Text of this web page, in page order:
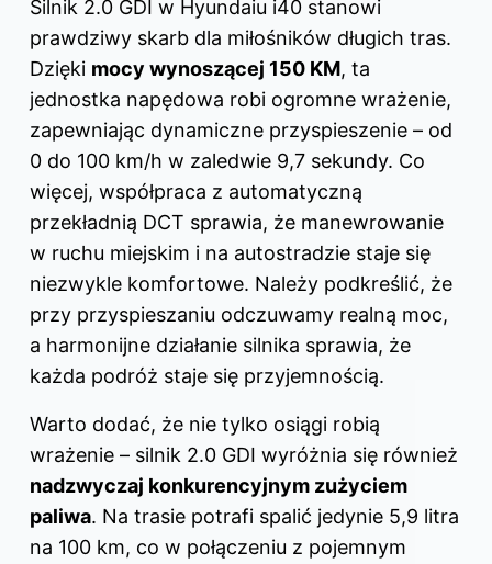
Silnik 2.0 GDI w Hyundaiu i40 stanowi
prawdziwy skarb dla miłośników długich tras.
Dzięki mocy wynoszącej 150 KM, ta
jednostka napędowa robi ogromne wrażenie,
zapewniając dynamiczne przyspieszenie – od
0 do 100 km/h w zaledwie 9,7 sekundy. Co
więcej, współpraca z automatyczną
przekładnią DCT sprawia, że manewrowanie
w ruchu miejskim i na autostradzie staje się
niezwykle komfortowe. Należy podkreślić, że
przy przyspieszaniu odczuwamy realną moc,
a harmonijne działanie silnika sprawia, że
każda podróż staje się przyjemnością.
Warto dodać, że nie tylko osiągi robią
wrażenie – silnik 2.0 GDI wyróżnia się również
nadzwyczaj konkurencyjnym zużyciem
paliwa. Na trasie potrafi spalić jedynie 5,9 litra
na 100 km, co w połączeniu z pojemnym